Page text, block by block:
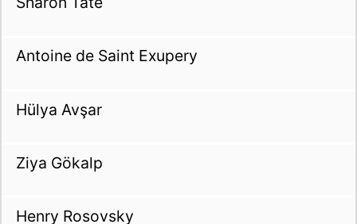
Antoine de Saint Exupery
Hülya Avşar
Ziya Gökalp
Henry Rosovsky